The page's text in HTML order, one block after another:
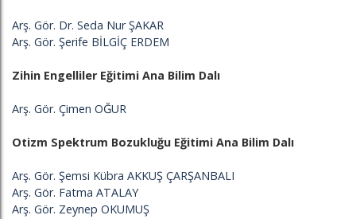
Arş. Gör. Dr. Seda Nur ŞAKAR
Arş. Gör. Şerife BİLGİÇ ERDEM
Zihin Engelliler Eğitimi Ana Bilim Dalı
Arş. Gör. Çimen OĞUR
Otizm Spektrum Bozukluğu Eğitimi Ana Bilim Dalı
Arş. Gör. Şemsi Kübra AKKUŞ ÇARŞANBALI
Arş. Gör. Fatma ATALAY
Arş. Gör. Zeynep OKUMUŞ